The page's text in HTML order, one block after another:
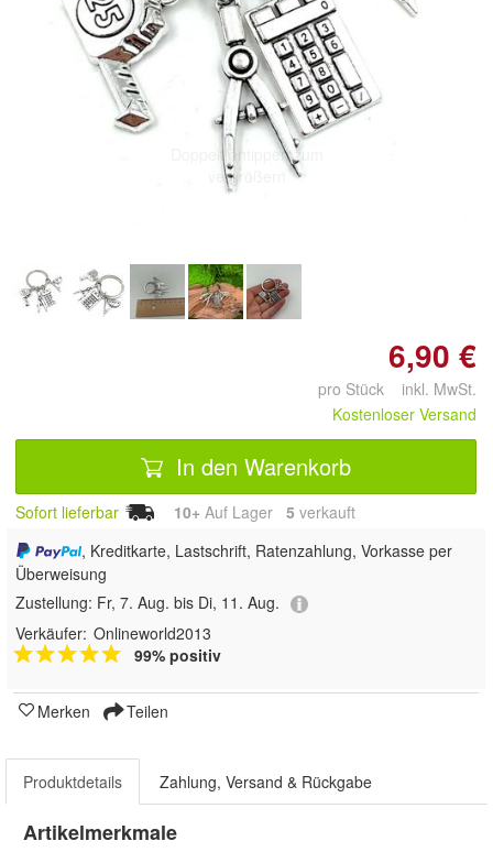
Doppelt antippen zum
vergrößern
6,90 €
pro Stück inkl. MwSt.
Kostenloser Versand
In den Warenkorb
Sofort lieferbar 10+ Auf Lager 5 verkauft
, Kreditkarte, Lastschrift, Ratenzahlung, Vorkasse per
Überweisung
Zustellung: Fr, 7. Aug. bis Di, 11. Aug.
Verkäufer: Onlineworld2013
99% positiv
Merken Teilen
Produktdetails Zahlung, Versand & Rückgabe
Artikelmerkmale